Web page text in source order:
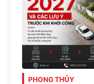
PHONG THỦY